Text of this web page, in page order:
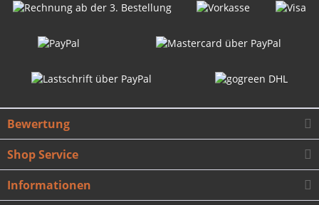
Bewertung
Shop Service
Informationen